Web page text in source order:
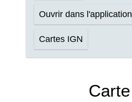
Ouvrir dans l'application
Cartes IGN
Carte